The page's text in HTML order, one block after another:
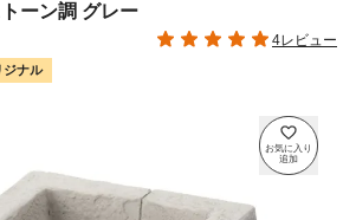
ーン調 グレー
4レビュー
ジナル